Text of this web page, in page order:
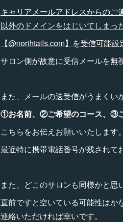
キャリアメールアドレスからのご
以外のドメインをはじいてしまっ
【@northtails.com】を受信可能
サロン側が故意に受信メールを無
また、メールの送受信がうまくい
①お名前、②ご希望のコース、③
こちらをお伝えお願いいたします。
最近特に携帯電話番号が残されて
また、どこのサロンも同様かと思
直前ですと空いている可能性はか
連絡いただければ幸いです。